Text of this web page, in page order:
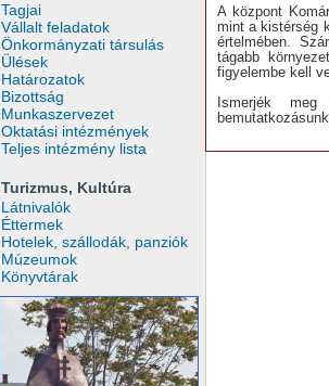
Tagjai
Vállalt feladatok
Önkormányzati társulás
Ülések
Határozatok
Bizottság
Munkaszervezet
Oktatási intézmények
Teljes intézmény lista
Turizmus, Kultúra
Látnivalók
Éttermek
Hotelek, szállodák, panziók
Múzeumok
Könyvtárak
A központ
mint a kistérség
értelmében.
tágabb
figyelembe kell
Ismerjék